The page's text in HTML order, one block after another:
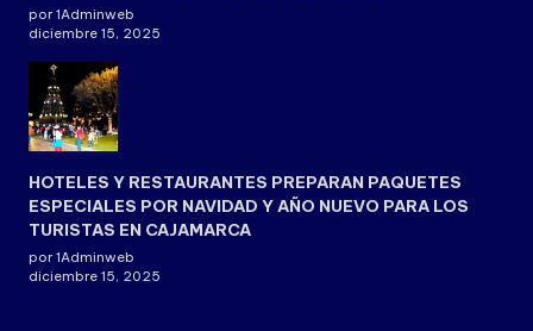
por 1Adminweb
diciembre 15, 2025
HOTELES Y RESTAURANTES PREPARAN PAQUETES
ESPECIALES POR NAVIDAD Y AÑO NUEVO PARA LOS
TURISTAS EN CAJAMARCA
por 1Adminweb
diciembre 15, 2025